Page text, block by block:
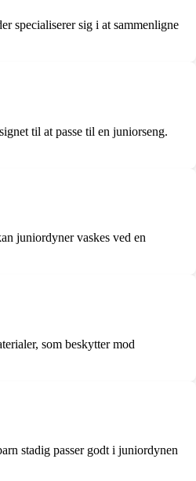
specialiserer sig i at sammenligne
til at passe til en juniorseng.
juniordyner vaskes ved en
som beskytter mod
stadig passer godt i juniordynen